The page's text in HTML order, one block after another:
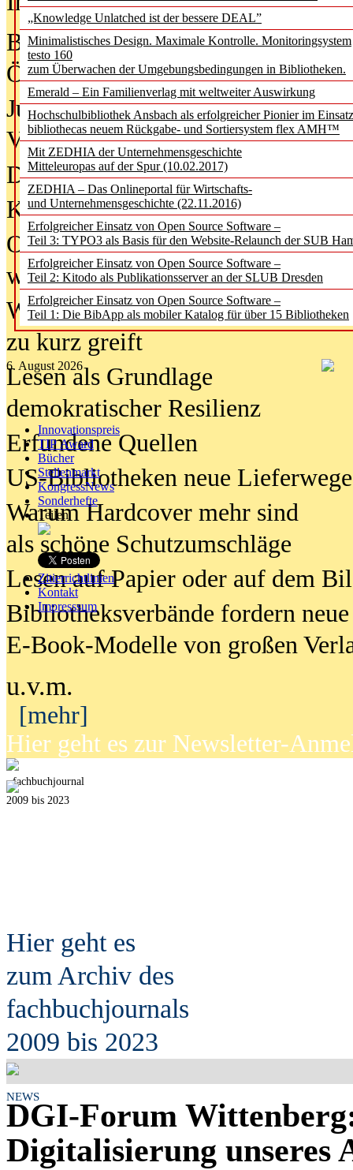
„Knowledge Unlatched ist der bessere DEAL”
Minimalistisches Design. Maximale Kontrolle. Monitoringsystem
testo 160
zum Überwachen der Umgebungsbedingungen in Bibliotheken.
Emerald – Ein Familienverlag mit weltweiter Auswirkung
Hochschulbibliothek Ansbach als erfolgreicher Pionier im
bibliothecas neuem Rückgabe- und Sortiersystem flex AMH™
Mit ZEDHIA der Unternehmensgeschichte
Mitteleuropas auf der Spur (10.02.2017)
ZEDHIA – Das Onlineportal für Wirtschafts-
und Unternehmensgeschichte (22.11.2016)
Erfolgreicher Einsatz von Open Source Software –
Teil 3: TYPO3 als Basis für den Website-Relaunch der SUB
Erfolgreicher Einsatz von Open Source Software –
Teil 2: Kitodo als Publikationsserver an der SLUB Dresden
Erfolgreicher Einsatz von Open Source Software –
Teil 1: Die BibApp als mobiler Katalog für über 15 Bibliotheken
6. August 2026
Innovationspreis
TIP Award
Bücher
Stellenmarkt
KongressNews
Sonderhefte
Teilen
Zitierrichtlinien
Kontakt
Impresssum
Bürgerforum fordert mehr
Öffentlichkeit
Jugendliche wollen besseren
Verbote
Digitale Langzeit­archi­vierung
KI-Chatbots werden Teil der
Offene Infrastrukturen für
wissenschaftliche
Warum die Debatte über KI-Texte
zu kurz greift
Lesen als Grundlage
demokratischer Resilienz
Erfundene Quellen
US-Bibliotheken neue Lieferwege
Warum Hardcover mehr sind
als schöne Schutzumschläge
Lesen auf Papier oder auf dem
Bibliotheksverbände fordern neue
E-Book-Modelle von großen
u.v.m.
[mehr]
Hier geht es zur Newsletter-
fachbuchjournal
2009 bis 2023
Hier geht es
zum Archiv des
fachbuchjournals
2009 bis 2023
NEWS
DGI-Forum
Digitalisierung unseres